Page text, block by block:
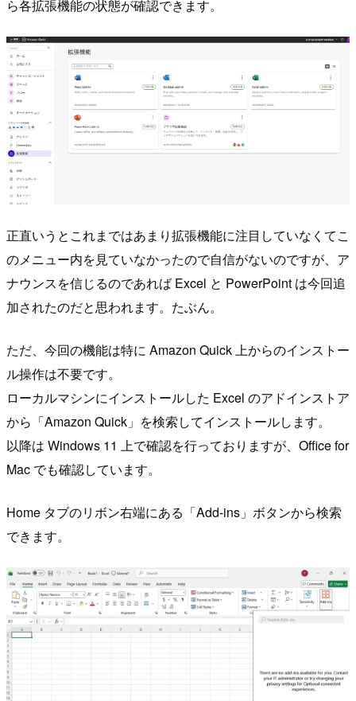
ら各拡張機能の状態が確認できます。
正直いうとこれまではあまり拡張機能に注目していなくてこ
のメニュー内を見ていなかったので自信がないのですが、ア
ナウンスを信じるのであれば Excel と PowerPoint は今回追
加されたのだと思われます。たぶん。
ただ、今回の機能は特に Amazon Quick 上からのインストー
ル操作は不要です。
ローカルマシンにインストールした Excel のアドインストア
から「Amazon Quick」を検索してインストールします。
以降は Windows 11 上で確認を行っておりますが、Office for
Mac でも確認しています。
Home タブのリボン右端にある「Add-ins」ボタンから検索
できます。